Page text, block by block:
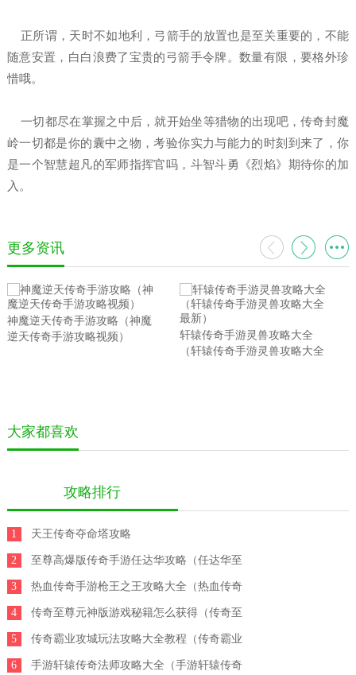
正所谓，天时不如地利，弓箭手的放置也是至关重要的，不能
随意安置，白白浪费了宝贵的弓箭手令牌。数量有限，要格外珍
惜哦。
一切都尽在掌握之中后，就开始坐等猎物的出现吧，传奇封魔
岭一切都是你的囊中之物，考验你实力与能力的时刻到来了，你
是一个智慧超凡的军师指挥官吗，斗智斗勇《烈焰》期待你的加
入。
更多资讯
神魔逆天传奇手游攻略（神魔
逆天传奇手游攻略视频）
轩辕传奇手游灵兽攻略大全
（轩辕传奇手游灵兽攻略大全
大家都喜欢
攻略排行
1 天王传奇夺命塔攻略
2 至尊高爆版传奇手游任达华攻略（任达华至
尊传奇手游官方下载）
3 热血传奇手游枪王之王攻略大全（热血传奇
手游枪王之王攻略大全图文）
4 传奇至尊元神版游戏秘籍怎么获得（传奇至
尊元神版游戏秘籍怎么获得视频）
5 传奇霸业攻城玩法攻略大全教程（传奇霸业
攻城玩法攻略大全教程视频）
6 手游轩辕传奇法师攻略大全（手游轩辕传奇